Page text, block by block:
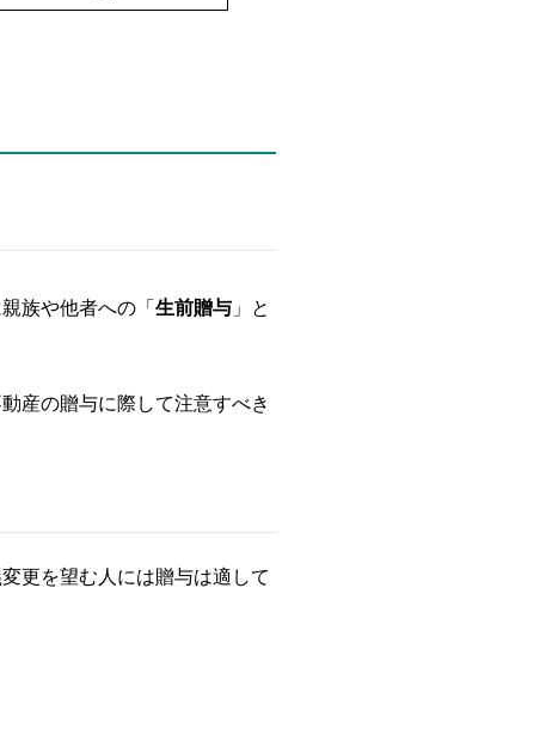
族や他者への「 生前贈与 」と
産の贈与に際して注意すべき
更を望む人には贈与は適して